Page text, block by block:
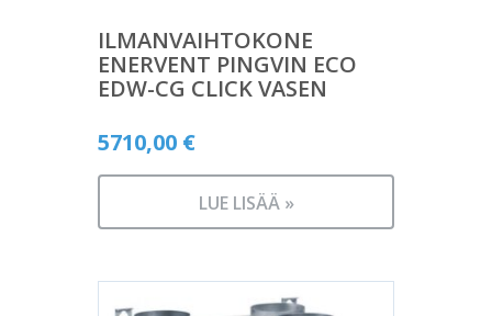
ILMANVAIHTOKONE
ENERVENT PINGVIN ECO
EDW-CG CLICK VASEN
5710,00 €
LUE LISÄÄ »